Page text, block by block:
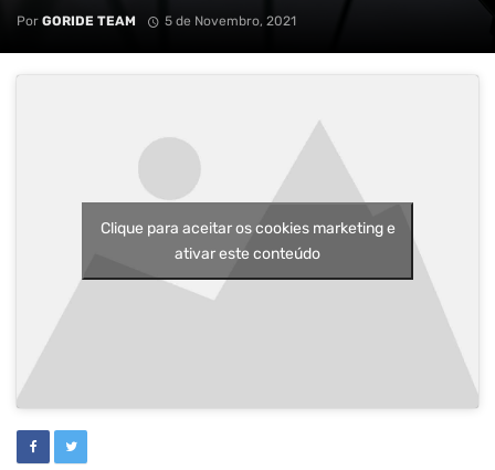
Por GORIDE TEAM 5 de Novembro, 2021
Clique para aceitar os cookies marketing e
ativar este conteúdo